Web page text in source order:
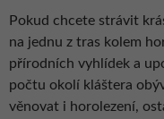
Pokud chcete strávit
na jednu z tras kolem
přírodních vyhlídek a
počtu okolí kláštera
věnovat i horolezení,